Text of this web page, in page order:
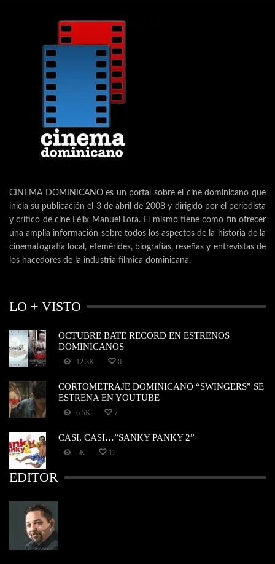
CINEMA DOMINICANO es un portal sobre el cine dominicano que
inicia su publicación el 3 de abril de 2008 y dirigido por el periodista
y crítico de cine Félix Manuel Lora. El mismo tiene como fin ofrecer
una amplia información sobre todos los aspectos de la historia de la
cinematografía local, efemérides, biografías, reseñas y entrevistas de
los hacedores de la industria fílmica dominicana.
LO + VISTO
OCTUBRE BATE RECORD EN ESTRENOS
DOMINICANOS
12.3K 0
CORTOMETRAJE DOMINICANO “SWINGERS” SE
ESTRENA EN YOUTUBE
6.5K 7
CASI, CASI…”SANKY PANKY 2”
5K 12
EDITOR